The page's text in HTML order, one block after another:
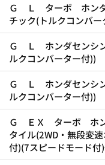
Ｇ Ｌ ターボ ホンダ
チック(トルクコンバ
Ｇ Ｌ ホンダセンシン
ルクコンバーター付))
Ｇ Ｌ ホンダセンシン
ルクコンバーター付))
Ｇ ＥＸ ターボ ホン
タイル(2WD・無段変
付)(7スピードモード付